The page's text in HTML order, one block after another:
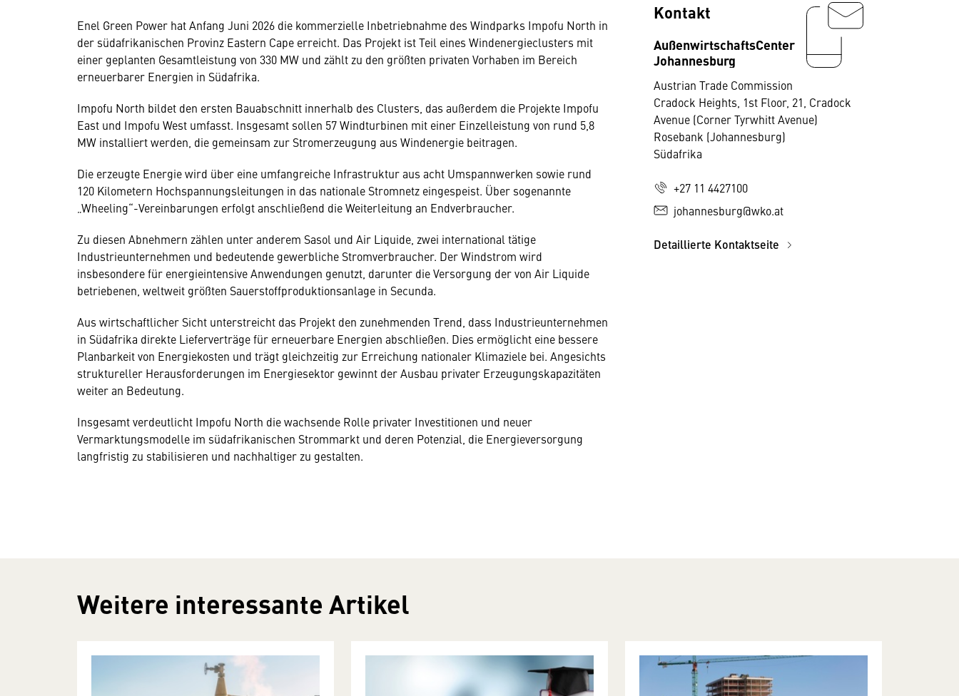
Enel Green Power hat Anfang Juni 2026 die kommerzielle Inbetriebnahme des Windparks Impofu North in
der südafrikanischen Provinz Eastern Cape erreicht. Das Projekt ist Teil eines Windenergieclusters mit
einer geplanten Gesamtleistung von 330 MW und zählt zu den größten privaten Vorhaben im Bereich
erneuerbarer Energien in Südafrika.
Impofu North bildet den ersten Bauabschnitt innerhalb des Clusters, das außerdem die Projekte Impofu
East und Impofu West umfasst. Insgesamt sollen 57 Windturbinen mit einer Einzelleistung von rund 5,8
MW installiert werden, die gemeinsam zur Stromerzeugung aus Windenergie beitragen.
Die erzeugte Energie wird über eine umfangreiche Infrastruktur aus acht Umspannwerken sowie rund
120 Kilometern Hochspannungsleitungen in das nationale Stromnetz eingespeist. Über sogenannte
„Wheeling“-Vereinbarungen erfolgt anschließend die Weiterleitung an Endverbraucher.
Zu diesen Abnehmern zählen unter anderem Sasol und Air Liquide, zwei international tätige
Industrieunternehmen und bedeutende gewerbliche Stromverbraucher. Der Windstrom wird
insbesondere für energieintensive Anwendungen genutzt, darunter die Versorgung der von Air Liquide
betriebenen, weltweit größten Sauerstoffproduktionsanlage in Secunda.
Aus wirtschaftlicher Sicht unterstreicht das Projekt den zunehmenden Trend, dass Industrieunternehmen
in Südafrika direkte Lieferverträge für erneuerbare Energien abschließen. Dies ermöglicht eine bessere
Planbarkeit von Energiekosten und trägt gleichzeitig zur Erreichung nationaler Klimaziele bei. Angesichts
struktureller Herausforderungen im Energiesektor gewinnt der Ausbau privater Erzeugungskapazitäten
weiter an Bedeutung.
Insgesamt verdeutlicht Impofu North die wachsende Rolle privater Investitionen und neuer
Vermarktungsmodelle im südafrikanischen Strommarkt und deren Potenzial, die Energieversorgung
langfristig zu stabilisieren und nachhaltiger zu gestalten.
Kontakt
AußenwirtschaftsCenter
Johannesburg
Austrian Trade Commission
Cradock Heights, 1st Floor, 21, Cradock
Avenue (Corner Tyrwhitt Avenue)
Rosebank (Johannesburg)
Südafrika
+27 11 4427100
johannesburg@wko.at
Detaillierte Kontaktseite
Weitere interessante Artikel